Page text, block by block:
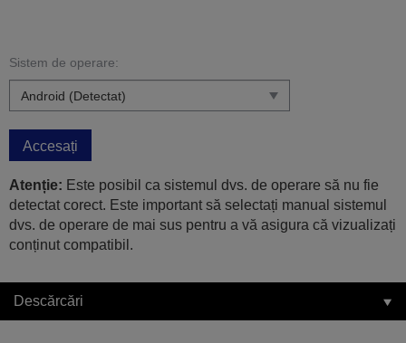
Sistem de operare:
Accesați
Atenție: Este posibil ca sistemul dvs. de operare să nu fie
detectat corect. Este important să selectați manual sistemul
dvs. de operare de mai sus pentru a vă asigura că vizualizați
conținut compatibil.
Descărcări